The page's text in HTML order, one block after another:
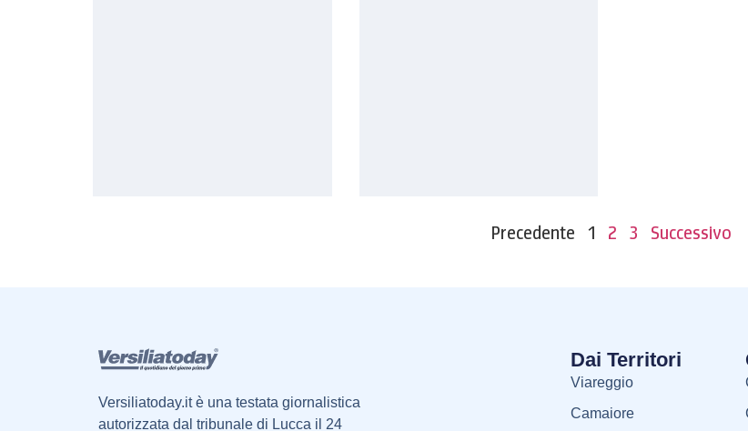
Precedente 1 2 3 Successivo
Versiliatoday.it è una testata giornalistica
autorizzata dal tribunale di Lucca il 24
Dai Territori
Viareggio
Camaiore